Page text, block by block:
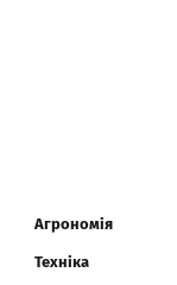
Агрономія
Техніка